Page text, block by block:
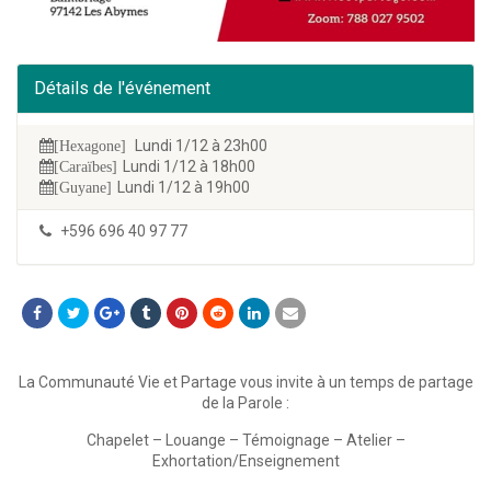
Détails de l'événement
[Hexagone] Lundi 1/12 à 23h00
[Caraïbes] Lundi 1/12 à 18h00
[Guyane] Lundi 1/12 à 19h00
+596 696 40 97 77
La Communauté Vie et Partage vous invite à un temps de partage
de la Parole :
Chapelet – Louange – Témoignage – Atelier –
Exhortation/Enseignement